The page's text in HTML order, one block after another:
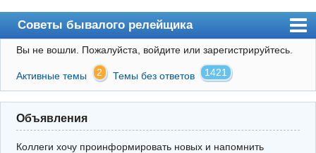
Советы бывалого релейщика
Форум
Правила
Поиск
Регистрация
Вы не вошли. Пожалуйста, войдите или зарегистрируйтесь.
Активные темы 2 Темы без ответов 1421
Объявления
Коллеги хочу проинформировать новых и напомнить